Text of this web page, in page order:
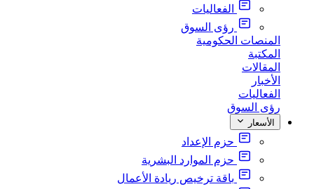
الفعاليات
رؤى السوق
المنصات الحكومية
المكتبة
المقالات
الأخبار
الفعاليات
رؤى السوق
الأسعار
حزم الإعداد
حزم الموارد البشرية
باقة ترخيص ريادة الأعمال